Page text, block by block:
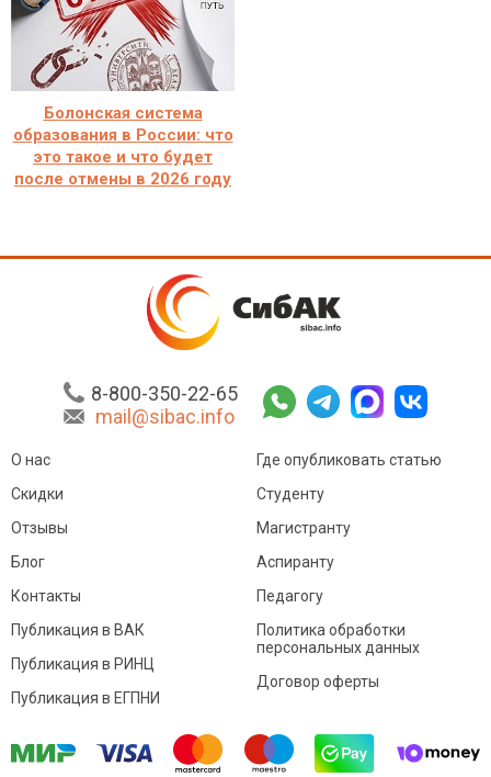
Болонская система
образования в России: что
это такое и что будет
после отмены в 2026 году
8-800-350-22-65
mail@sibac.info
О нас
Скидки
Отзывы
Блог
Контакты
Где опубликовать статью
Студенту
Магистранту
Аспиранту
Педагогу
Публикация в ВАК
Публикация в РИНЦ
Публикация в ЕГПНИ
Политика обработки
персональных данных
Договор оферты